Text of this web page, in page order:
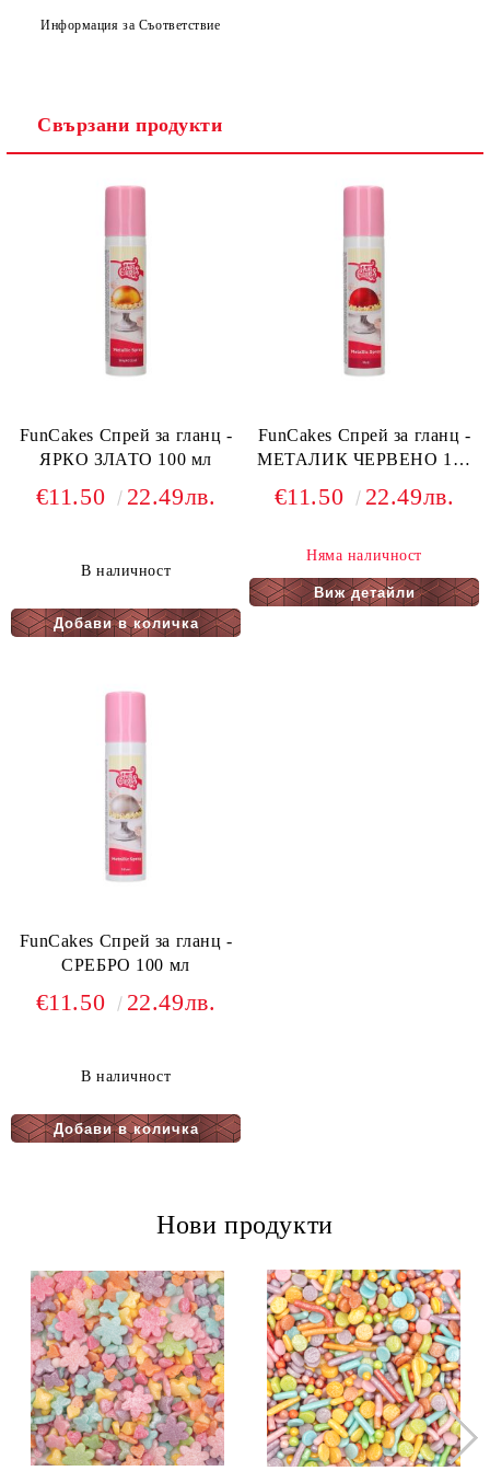
Информация за Съответствие
Свързани продукти
FunCakes Спрей за гланц -
ЯРКО ЗЛАТО 100 мл
€11.50 22.49лв.
В наличност
FunCakes Спрей за гланц -
МЕТАЛИК ЧЕРВЕНО 100
€11.50 22.49лв.
Няма наличност
Виж детайли
FunCakes Спрей за гланц -
СРЕБРО 100 мл
€11.50 22.49лв.
В наличност
Нови продукти